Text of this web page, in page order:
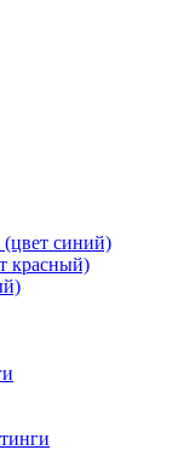
синий)
красный)